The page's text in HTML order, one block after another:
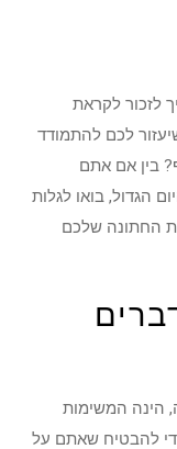
לקראת
לכם להתמודד
אם אתם
בואו לגלות
שלכם
המשימות
להבטיח שאתם על